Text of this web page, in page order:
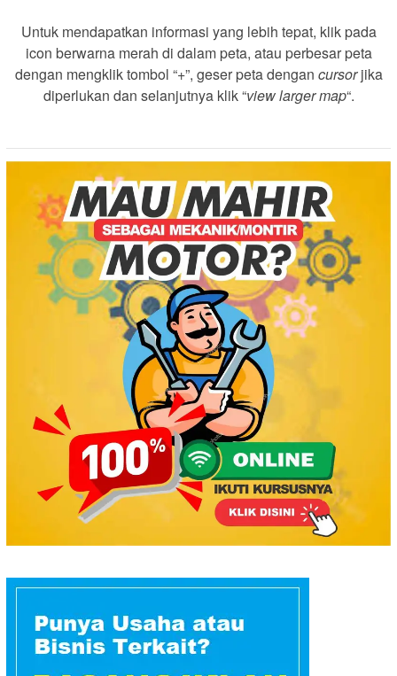
Untuk mendapatkan informasi yang lebih tepat, klik pada
icon berwarna merah di dalam peta, atau perbesar peta
dengan mengklik tombol “+”, geser peta dengan cursorjika
diperlukan dan selanjutnya klik “view larger map“.